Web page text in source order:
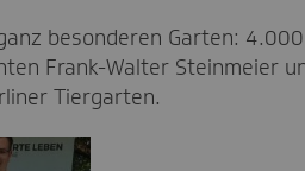
besonderen Garten:
Frank-Walter Steinmeier
Tiergarten.